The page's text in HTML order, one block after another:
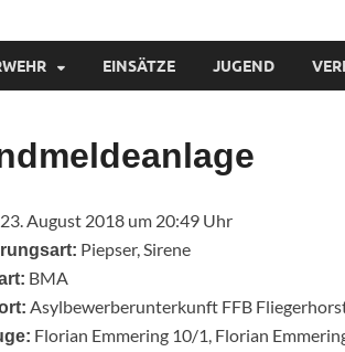
EINSÄTZE JUGEND
23. August 2018 um 20:49 Uhr
Piepser, Sirene
BMA
Asylbewerberunterkunft FFB
Florian Emmering 10/1, Florian